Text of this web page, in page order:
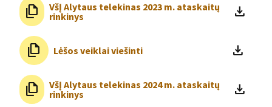
file_copy
VšĮ Alytaus telekinas 2023 m. ataskaitų
rinkinys
file_download
file_copy Lėšos veiklai viešinti file_download
file_copy
VšĮ Alytaus telekinas 2024 m. ataskaitų
rinkinys
file_download